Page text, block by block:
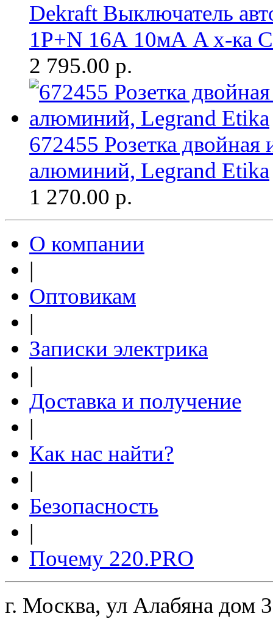
Dekraft Выключатель
1P+N 16А 10мА A х-ка
2 795.00 р.
672455 Розетка двойная
алюминий, Legrand Etika
1 270.00 р.
О компании
|
Оптовикам
|
Записки электрика
|
Доставка и получение
|
Как нас найти?
|
Безопасность
|
Почему 220.PRO
г. Москва, ул Алабяна дом